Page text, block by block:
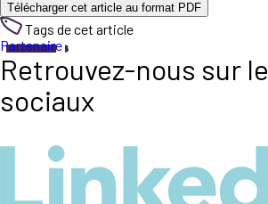
Télécharger cet article au format PDF
Tags de cet article
Partenaire
Retrouvez-nous sur
sociaux